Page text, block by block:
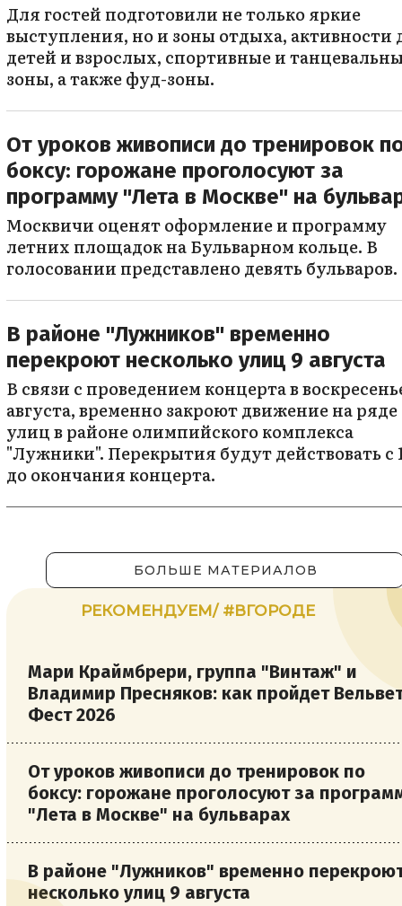
Для гостей подготовили не только яркие
выступления, но и зоны отдыха, активности
детей и взрослых, спортивные и
зоны, а также фуд-зоны.
От уроков живописи до тренировок
боксу: горожане проголосуют за
программу "Лета в Москве" на
Москвичи оценят оформление и программу
летних площадок на Бульварном кольце. В
голосовании представлено девять бульваров.
В районе "Лужников" временно
перекроют несколько улиц 9 августа
В связи с проведением концерта в
августа, временно закроют движение на ряде
улиц в районе олимпийского комплекса
"Лужники". Перекрытия будут действовать с
до окончания концерта.
БОЛЬШЕ МАТЕРИАЛОВ
РЕКОМЕНДУЕМ/ #ВГОРОДЕ
Мари Краймбрери, группа "Винтаж" и
Владимир Пресняков: как пройдет
Фест 2026
От уроков живописи до тренировок по
боксу: горожане проголосуют за
"Лета в Москве" на бульварах
В районе "Лужников" временно
несколько улиц 9 августа